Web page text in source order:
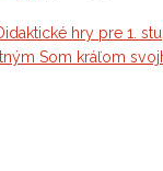
hry pre 1.
Som kráľom